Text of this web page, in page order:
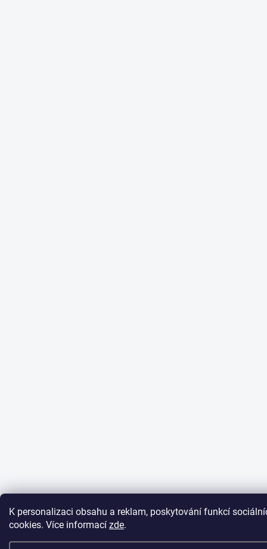
K personalizaci obsahu a reklam, poskytování funkcí
cookies. Více informací zde.